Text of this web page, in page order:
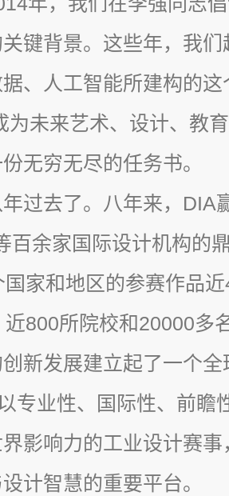
关键背景。这些年，我
、人工智能所建构的
为未来艺术、设计、教
无穷无尽的任务书。
过去了。八年来，DIA
百余家国际设计机构的
家和地区的参赛作品
近800所院校和20000多
新发展建立起了一个
专业性、国际性、前瞻
影响力的工业设计赛
计智慧的重要平台。